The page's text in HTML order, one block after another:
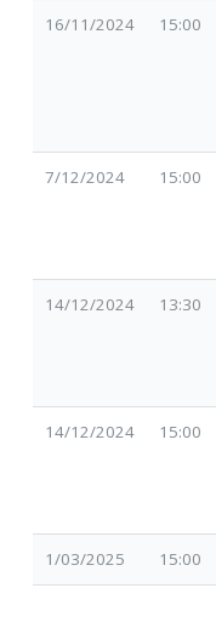
16/11/2024 15:00
7/12/2024 15:00
14/12/2024 13:30
14/12/2024 15:00
1/03/2025 15:00